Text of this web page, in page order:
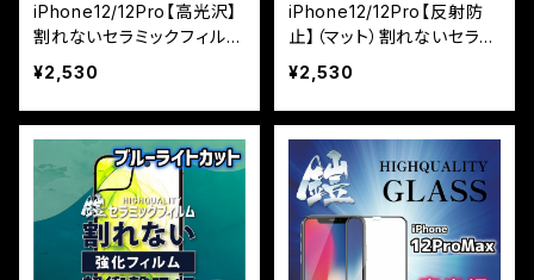
iPhone12/12Pro【高光沢】
割れないセラミックフィルム
『鎧』全面フルカバー
¥2,530
iPhone12/12Pro【反射防
止】（マット）割れないセラミ
ックフィルム『鎧』全面フル
カバー
¥2,530